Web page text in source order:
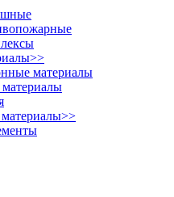
>>
материалы
>>